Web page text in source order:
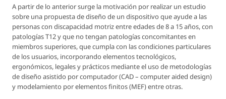
A partir de lo anterior surge la motivación por realizar un estudio
sobre una propuesta de diseño de un dispositivo que ayude a las
personas con discapacidad motriz entre edades de 8 a 15 años, con
patologías T12 y que no tengan patologías concomitantes en
miembros superiores, que cumpla con las condiciones particulares
de los usuarios, incorporando elementos tecnológicos,
ergonómicos, legales y prácticos mediante el uso de metodologías
de diseño asistido por computador (CAD – computer aided design)
y modelamiento por elementos finitos (MEF) entre otras.